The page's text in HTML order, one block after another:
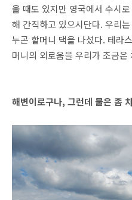
울 때도 있지만 영국에서 수시
해 간직하고 있으시단다. 우리
누곤 할머니 댁을 나섰다. 테라
머니의 외로움을 우리가 조금
해변이로구나, 그런데 물은 좀